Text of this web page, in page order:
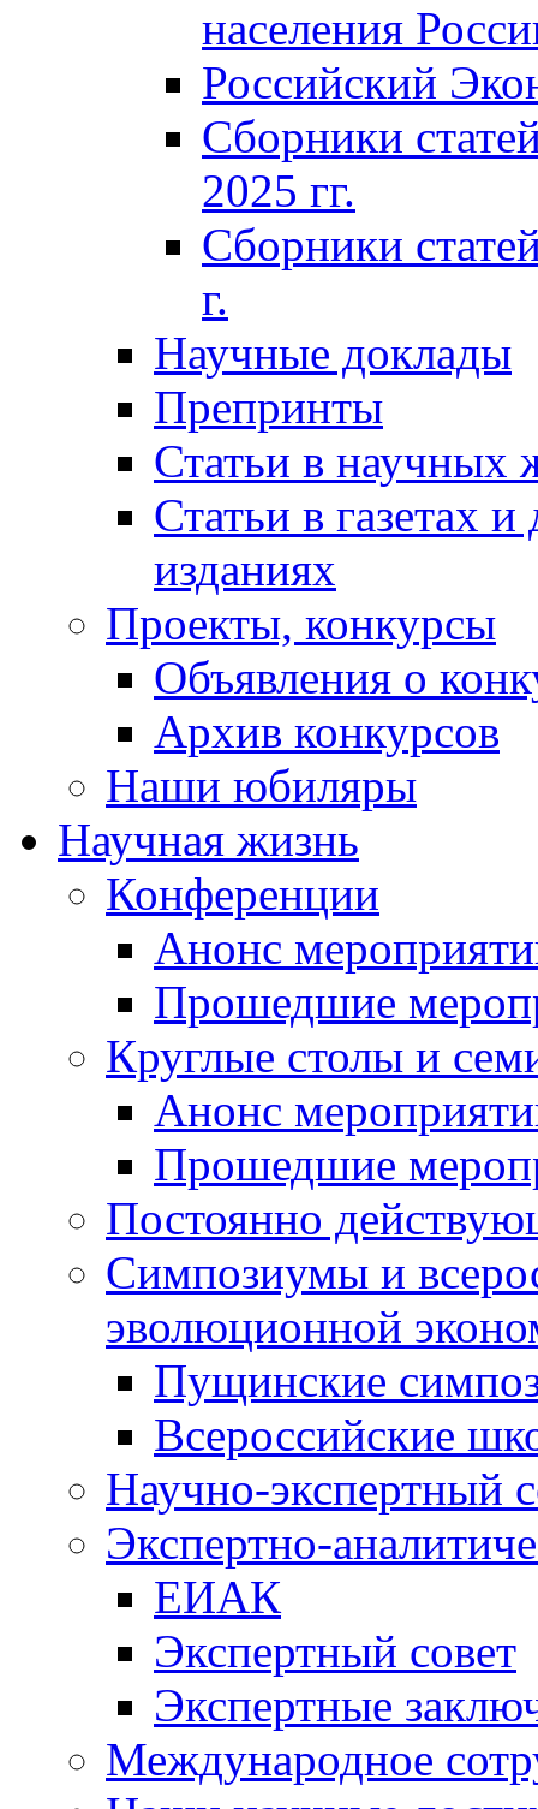
населения
Российский
Сборники
2025 гг.
Сборники
г.
Научные доклады
Препринты
Статьи в научных
Статьи в газетах
изданиях
Проекты, конкурсы
Объявления о
Архив конкурсов
Наши юбиляры
Научная жизнь
Конференции
Анонс
Прошедшие
Круглые столы и
Анонс
Прошедшие
Постоянно
Симпозиумы и
эволюционной
Пущинские
Всероссийские
Научно-экспертный
Экспертно-
ЕИАК
Экспертный совет
Экспертные
Международное